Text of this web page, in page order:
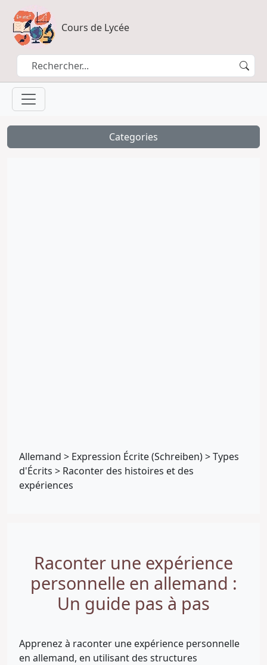
Cours de Lycée
Categories
Allemand > Expression Écrite (Schreiben)>Types
d'Écrits > Raconter des histoires et des
expériences
Raconter une expérience
personnelle en allemand :
Un guide pas à pas
Apprenez à raconter une expérience personnelle
en allemand, en utilisant des structures